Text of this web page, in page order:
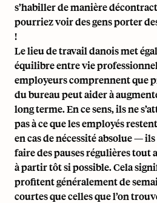
s’habiller de manière
pourriez voir des gens porter
!
Le lieu de travail danois met
équilibre entre vie
employeurs comprennent que
du bureau peut aider à
long terme. En ce sens, ils ne
pas à ce que les employés
en cas de nécessité absolue —
faire des pauses régulières tout
à partir tôt si possible. Cela
profitent généralement de
courtes que celles que l’on